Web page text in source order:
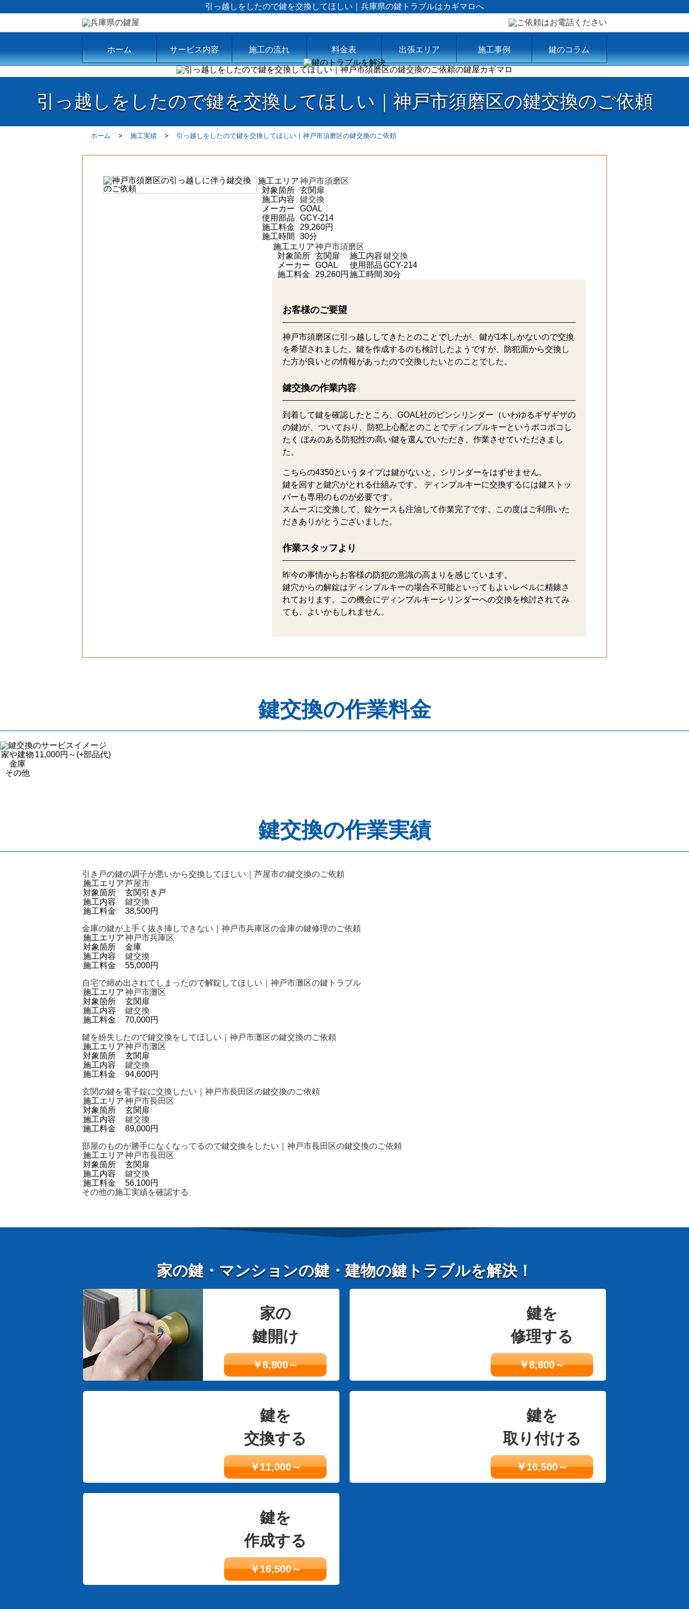
引っ越しをしたので鍵を交換してほしい｜兵庫県の鍵トラブルはカギマロへ
ホーム サービス内容 施工の流れ 料金表 出張エリア 施工事例 鍵のコラム
引っ越しをしたので鍵を交換してほしい｜神戸市須磨区の鍵交換のご依頼
ホーム 施工実績 引っ越しをしたので鍵を交換してほしい｜神戸市須磨区の鍵交換のご依頼
施工エリア神戸市須磨区
対象箇所 玄関扉
施工内容
鍵交換
メーカー
GOAL
使用部品
GCY-214
施工料金
29,260円
施工時間
30分
施工エリア神戸市須磨区
対象箇所
玄関扉 施工内容鍵交換
メーカー
GOAL 使用部品GCY-214
施工料金
29,260円 施工時間 30分
お客様のご要望
神戸市須磨区に引っ越ししてきたとのことでしたが、鍵が1本しかないので交換
を希望されました。鍵を作成するのも検討したようですが、防犯面から交換し
た方が良いとの情報があったので交換したいとのことでした。
鍵交換の作業内容
到着して鍵を確認したところ、GOAL社のピンシリンダー（いわゆるギザギザの
の鍵)が、ついており、防犯上心配とのことでディンプルキーというポコポコし
たく ぼみのある防犯性の高い鍵を選んでいただき、作業させていただきまし
た。
こちらの4350というタイプは鍵がないと、シリンダーをはずせません。
鍵を回すと鍵穴がとれる仕組みです。 ディンプルキーに交換するには鍵ストッ
パーも専用のものが必要です。
スムーズに交換して、錠ケースも注油して作業完了です。この度はご利用いた
だきありがとうございました。
作業スタッフより
昨今の事情からお客様の防犯の意識の高まりを感じています。
鍵穴からの解錠はディンプルキーの場合不可能といってもよいレベルに精錬さ
れております。この機会にディンプルキーシリンダーへの交換を検討されてみ
ても、よいかもしれません。
鍵交換の作業料金
家や建物 11,000円～ (+部品代)
金庫
その他
鍵交換の作業実績
引き戸の鍵の調子が悪いから交換してほしい｜芦屋市の鍵交換のご依頼
施工エリア芦屋市
対象箇所
玄関引き戸
施工内容
鍵交換
施工料金
38,500円
金庫の鍵が上手く抜き挿しできない｜神戸市兵庫区の金庫の鍵修理のご依頼
施工エリア神戸市兵庫区
対象箇所
金庫
施工内容
鍵交換
施工料金
55,000円
自宅で締め出されてしまったので解錠してほしい｜神戸市灘区の鍵トラブル
施工エリア神戸市灘区
対象箇所
玄関扉
施工内容
鍵交換
施工料金
70,000円
鍵を紛失したので鍵交換をしてほしい｜神戸市灘区の鍵交換のご依頼
施工エリア神戸市灘区
対象箇所
玄関扉
施工内容
鍵交換
施工料金
94,600円
玄関の鍵を電子錠に交換したい｜神戸市長田区の鍵交換のご依頼
施工エリア神戸市長田区
対象箇所
玄関扉
施工内容
鍵交換
施工料金
89,000円
部屋のものが勝手になくなってるので鍵交換をしたい｜神戸市長田区の鍵交換のご依頼
施工エリア神戸市長田区
対象箇所
玄関扉
施工内容
鍵交換
施工料金
56,100円
その他の施工実績を確認する
家の鍵・マンションの鍵・建物の鍵トラブルを解決！
家の
鍵開け
￥8,800～
鍵を
修理する
￥8,800～
鍵を
交換する
￥11,000～
鍵を
取り付ける
￥16,500～
鍵を
作成する
￥16,500～